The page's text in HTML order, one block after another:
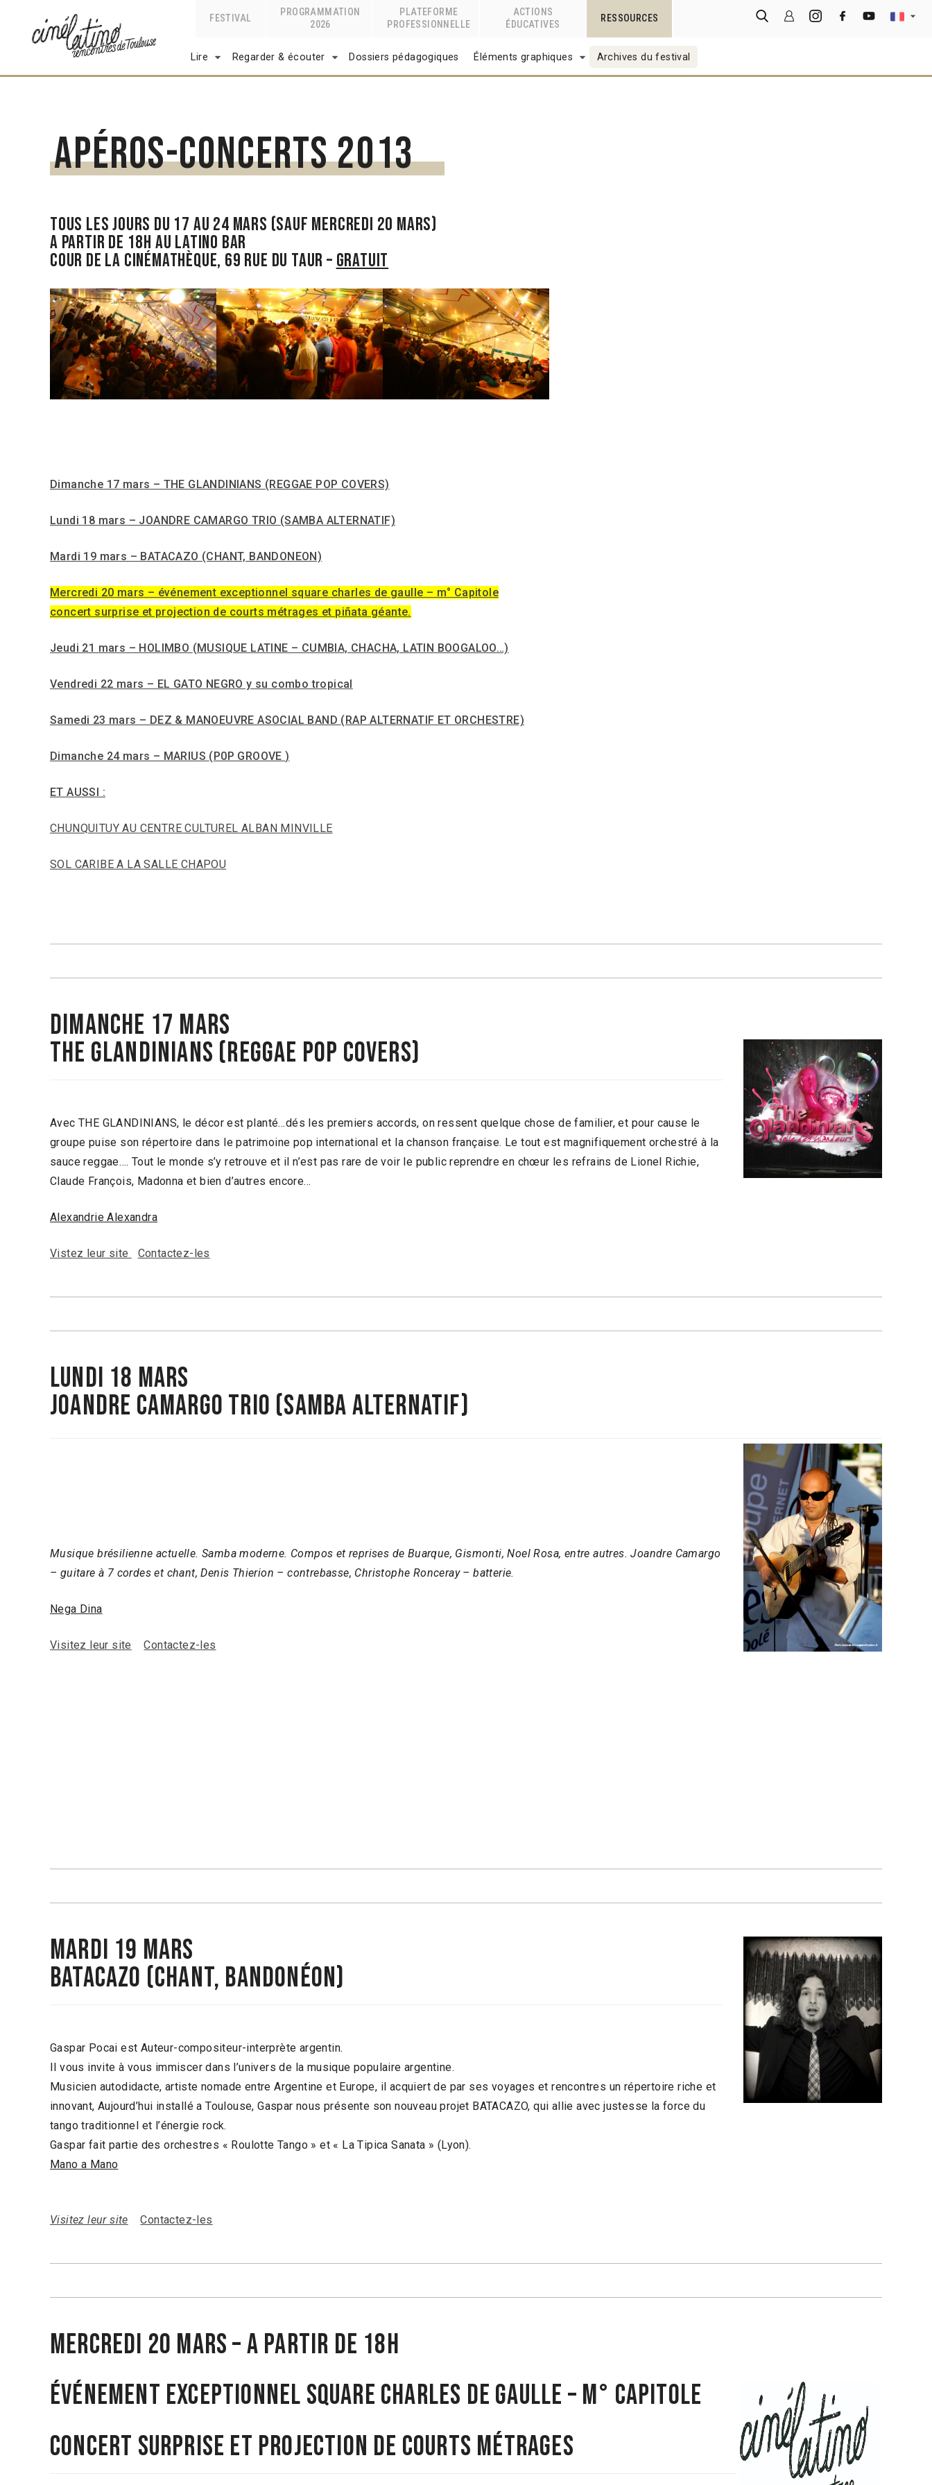
FESTIVAL
PROGRAMMATION
2026
PLATEFORME
PROFESSIONNELLE
ACTIONS
ÉDUCATIVES
RESSOURCES
Lire Regarder & écouter Dossiers pédagogiques Éléments graphiques Archives du festival
Apéros-concerts 2013
Tous les jours du 17 AU 24 mars (SAUF MERCREDI 20 MARS)
a partir de 18h au Latino bar
Cour de la Cinémathèque, 69 rue du taur – gratuit
Dimanche 17 mars – THE GLANDINIANS (REGGAE POP COVERS)
Lundi 18 mars – JOANDRE CAMARGO TRIO (SAMBA ALTERNATIF)
Mardi 19 mars – BATACAZO (CHANT, BANDONEON)
Mercredi 20 mars – événement exceptionnel square charles de gaulle – m° Capitole
concert surprise et projection de courts métrages et piñata géante.
Jeudi 21 mars – HOLIMBO (MUSIQUE LATINE – CUMBIA, CHACHA, LATIN BOOGALOO…)
Vendredi 22 mars – EL GATO NEGRO y su combo tropical
Samedi 23 mars – DEZ & MANOEUVRE ASOCIAL BAND (RAP ALTERNATIF ET ORCHESTRE)
Dimanche 24 mars – MARIUS (P0P GROOVE)
ET AUSSI :
CHUNQUITUY AU CENTRE CULTUREL ALBAN MINVILLE
SOL CARIBE A LA SALLE CHAPOU
DIMANCHE 17 MARS
THE GLANDINIANS (REGGAE POP COVERS)
Avec THE GLANDINIANS, le décor est planté…dés les premiers accords, on ressent quelque chose de familier, et pour cause le
groupe puise son répertoire dans le patrimoine pop international et la chanson française. Le tout est magnifiquement orchestré à la
sauce reggae…. Tout le monde s’y retrouve et il n’est pas rare de voir le public reprendre en chœur les refrains de Lionel Richie,
Claude François, Madonna et bien d’autres encore…
Alexandrie Alexandra
Vistez leur site Contactez-les
Lundi 18 mars
JOANDRE CAMARGO TRIO (SAMBA ALTERNATIF)
Musique brésilienne actuelle. Samba moderne. Compos et reprises de Buarque, Gismonti, Noel Rosa, entre autres. Joandre Camargo
– guitare à 7 cordes et chant, Denis Thierion – contrebasse, Christophe Ronceray – batterie.
Nega Dina
Visitez leur site Contactez-les
mardi 19 mars
BATACAZO (Chant, bandonéon)
Gaspar Pocai est Auteur-compositeur-interprète argentin.
Il vous invite à vous immiscer dans l’univers de la musique populaire argentine.
Musicien autodidacte, artiste nomade entre Argentine et Europe, il acquiert de par ses voyages et rencontres un répertoire riche et
innovant, Aujourd’hui installé a Toulouse, Gaspar nous présente son nouveau projet BATACAZO, qui allie avec justesse la force du
tango traditionnel et l’énergie rock.
Gaspar fait partie des orchestres « Roulotte Tango » et « La Tipica Sanata » (Lyon).
Mano a Mano
Visitez leur site Contactez-les
mercredi 20 mars – a partir de 18h
événement exceptionnel square charles de gaulle – m° capitole
concert surprise et projection de courts métrages